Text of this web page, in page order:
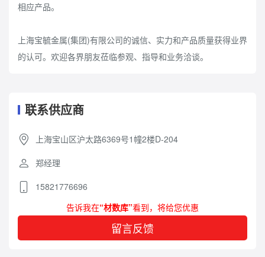
相应产品。
上海宝毓金属(集团)有限公司的诚信、实力和产品质量获得业界
的认可。欢迎各界朋友莅临参观、指导和业务洽谈。
联系供应商
上海宝山区沪太路6369号1幢2楼D-204
郑经理
15821776696
告诉我在“材数库”看到，将给您优惠
留言反馈